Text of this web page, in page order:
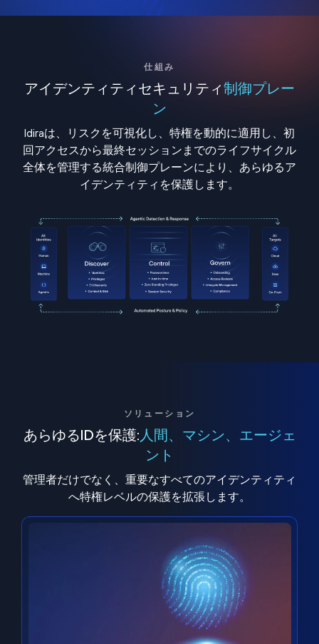
仕組み
アイデンティティセキュリティ制御プレー
ン
Idiraは、リスクを可視化し、特権を動的に適用し、初
回アクセスから最終セッションまでのライフサイクル
全体を管理する統合制御プレーンにより、あらゆるア
イデンティティを保護します。
ソリューション
あらゆるIDを保護: 人間、マシン、エージェ
ント
管理者だけでなく、重要なすべてのアイデンティティ
へ特権レベルの保護を拡張します。